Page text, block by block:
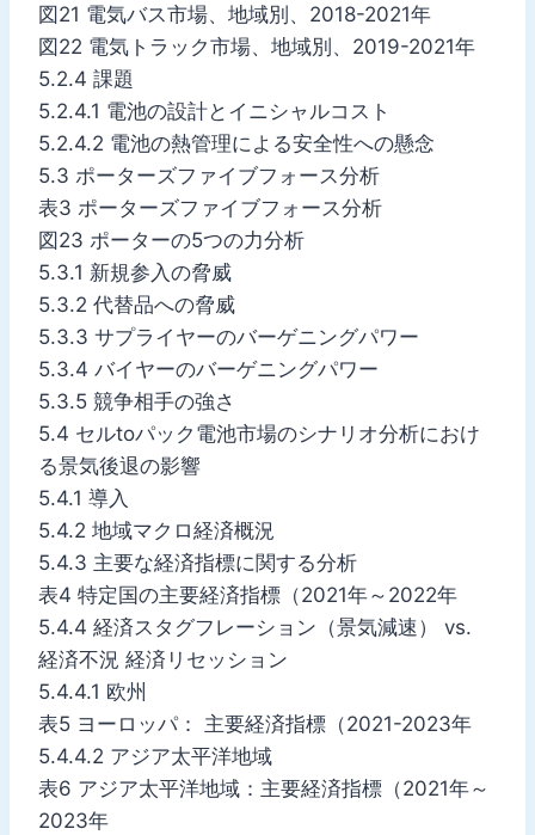
図21 電気バス市場、地域別、2018-2021年
図22 電気トラック市場、地域別、2019-2021年
5.2.4 課題
5.2.4.1 電池の設計とイニシャルコスト
5.2.4.2 電池の熱管理による安全性への懸念
5.3 ポーターズファイブフォース分析
表3 ポーターズファイブフォース分析
図23 ポーターの5つの力分析
5.3.1 新規参入の脅威
5.3.2 代替品への脅威
5.3.3 サプライヤーのバーゲニングパワー
5.3.4 バイヤーのバーゲニングパワー
5.3.5 競争相手の強さ
5.4 セルtoパック電池市場のシナリオ分析におけ
る景気後退の影響
5.4.1 導入
5.4.2 地域マクロ経済概況
5.4.3 主要な経済指標に関する分析
表4 特定国の主要経済指標（2021年～2022年
5.4.4 経済スタグフレーション（景気減速） vs.
経済不況 経済リセッション
5.4.4.1 欧州
表5 ヨーロッパ： 主要経済指標（2021-2023年
5.4.4.2 アジア太平洋地域
表6 アジア太平洋地域：主要経済指標（2021年～
2023年